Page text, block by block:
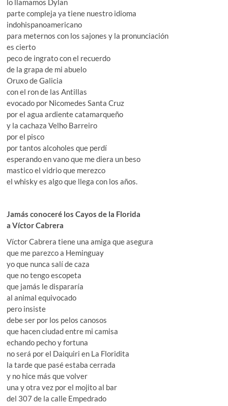
lo llamamos Dylan
parte compleja ya tiene nuestro idioma
indohispanoamericano
para meternos con los sajones y la pronunciación
es cierto
peco de ingrato con el recuerdo
de la grapa de mi abuelo
Oruxo de Galicia
con el ron de las Antillas
evocado por Nicomedes Santa Cruz
por el agua ardiente catamarqueño
y la cachaza Velho Barreiro
por el pisco
por tantos alcoholes que perdí
esperando en vano que me diera un beso
mastico el vidrio que merezco
el whisky es algo que llega con los años.
Jamás conoceré los Cayos de la Florida
a Víctor Cabrera
Víctor Cabrera tiene una amiga que asegura
que me parezco a Heminguay
yo que nunca salí de caza
que no tengo escopeta
que jamás le dispararía
al animal equivocado
pero insiste
debe ser por los pelos canosos
que hacen ciudad entre mi camisa
echando pecho y fortuna
no será por el Daiquiri en La Floridita
la tarde que pasé estaba cerrada
y no hice más que volver
una y otra vez por el mojito al bar
del 307 de la calle Empedrado